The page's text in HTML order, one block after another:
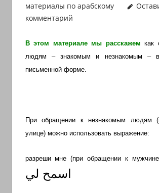
иврите
Поговорки
пословицы
арабском,
иврите
арамейском.
Кулинарные
материалы по арабскому
комментарий
В этом материале мы расскажем как
людям – знакомым и незнакомым –
письменной форме.
При обращении к незнакомым людям
улице) можно использовать выражение:
разреши мне (при обращении к
اسمح لي